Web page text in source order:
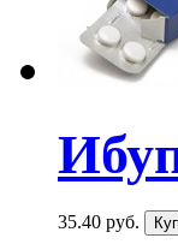
35.40 руб.